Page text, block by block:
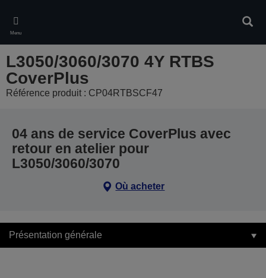
main
content
Menu
L3050/3060/3070 4Y RTBS
CoverPlus
Référence produit : CP04RTBSCF47
04 ans de service CoverPlus avec
retour en atelier pour
L3050/3060/3070
Où acheter
Présentation générale